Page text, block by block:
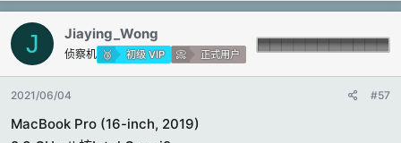
J Jiaying_Wong
侦察机 初级 VIP 正式用户
2021/06/04 #57
MacBook Pro (16-inch, 2019)